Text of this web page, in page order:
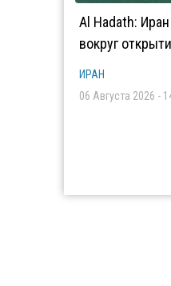
Al Hadath:
вокруг
ИРАН
06 Августа 2026 -